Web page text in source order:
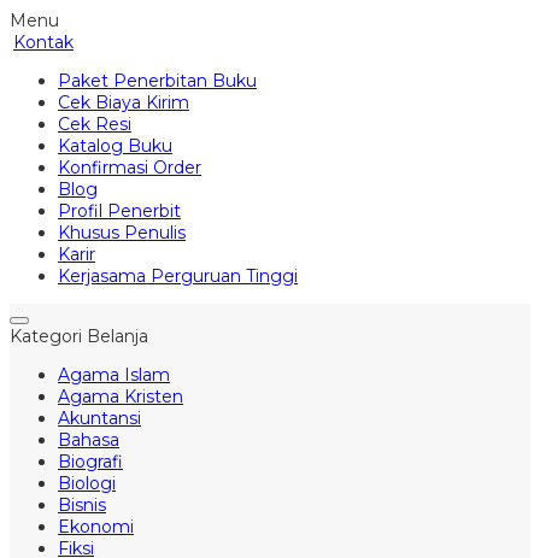
Menu
Kontak
Paket Penerbitan Buku
Cek Biaya Kirim
Cek Resi
Katalog Buku
Konfirmasi Order
Blog
Profil Penerbit
Khusus Penulis
Karir
Kerjasama Perguruan Tinggi
Kategori Belanja
Agama Islam
Agama Kristen
Akuntansi
Bahasa
Biografi
Biologi
Bisnis
Ekonomi
Fiksi